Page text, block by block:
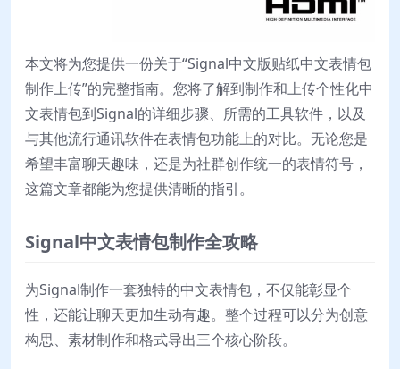
本文将为您提供一份关于“Signal中文版贴纸中文表情包
制作上传”的完整指南。您将了解到制作和上传个性化中
文表情包到Signal的详细步骤、所需的工具软件，以及
与其他流行通讯软件在表情包功能上的对比。无论您是
希望丰富聊天趣味，还是为社群创作统一的表情符号，
这篇文章都能为您提供清晰的指引。
Signal中文表情包制作全攻略
为Signal制作一套独特的中文表情包，不仅能彰显个
性，还能让聊天更加生动有趣。整个过程可以分为创意
构思、素材制作和格式导出三个核心阶段。